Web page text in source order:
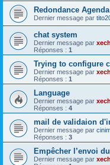
Redondance Agenda
Dernier message par
chat system
Dernier message par xech
Réponses : 1
Trying to configure
Dernier message par xech
Réponses : 1
Language
Dernier message par xech
Réponses : 4
mail de validaion
Dernier message par
Réponses : 3
Empêcher l’envoi
Dernier message par xech